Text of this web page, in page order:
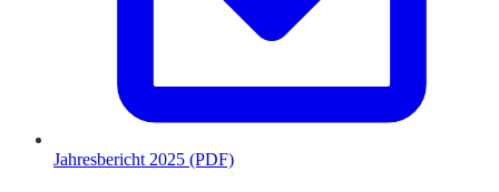
Jahresbericht 2025 (PDF)